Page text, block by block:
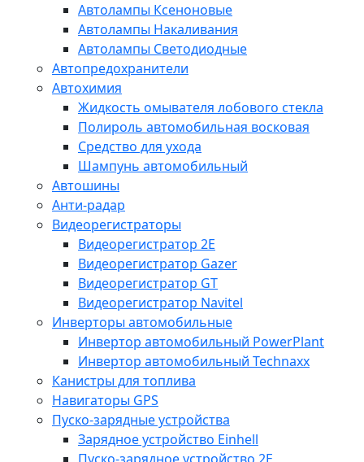
Автолампы Ксеноновые
Автолампы Накаливания
Автолампы Светодиодные
Автопредохранители
Автохимия
Жидкость омывателя лобового стекла
Полироль автомобильная восковая
Средство для ухода
Шампунь автомобильный
Автошины
Анти-радар
Видеорегистраторы
Видеорегистратор 2E
Видеорегистратор Gazer
Видеорегистратор GT
Видеорегистратор Navitel
Инверторы автомобильные
Инвертор автомобильный PowerPlant
Инвертор автомобильный Technaxx
Канистры для топлива
Навигаторы GPS
Пуско-зарядные устройства
Зарядное устройство Einhell